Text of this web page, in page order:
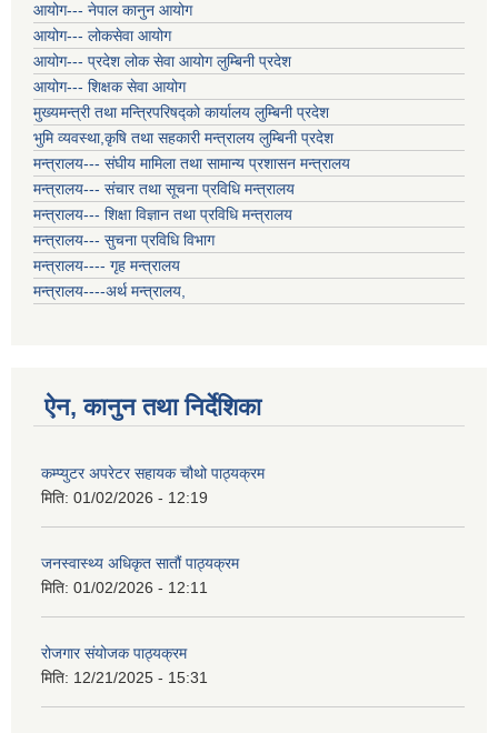
आयोग--- नेपाल कानुन आयोग
आयोग--- लोकसेवा आयोग
आयोग--- प्रदेश लोक सेवा आयोग लुम्बिनी प्रदेश
आयोग--- शिक्षक सेवा आयोग
मुख्यमन्त्री तथा मन्त्रिपरिषद्को कार्यालय लुम्बिनी प्रदेश
भुमि व्यवस्था,कृषि तथा सहकारी मन्त्रालय लुम्बिनी प्रदेश
मन्त्रालय--- संघीय मामिला तथा सामान्य प्रशासन मन्त्रालय
मन्त्रालय--- संचार तथा सूचना प्रविधि मन्त्रालय
मन्त्रालय--- शिक्षा विज्ञान तथा प्रविधि मन्त्रालय
मन्त्रालय--- सुचना प्रविधि विभाग
मन्त्रालय---- गृह मन्त्रालय
मन्त्रालय----अर्थ मन्त्रालय,
ऐन, कानुन तथा निर्देशिका
कम्प्युटर अपरेटर सहायक चौथो पाठ्यक्रम
मिति: 01/02/2026 - 12:19
जनस्वास्थ्य अधिकृत सातौं पाठ्यक्रम
मिति: 01/02/2026 - 12:11
रोजगार संयोजक पाठ्यक्रम
मिति: 12/21/2025 - 15:31